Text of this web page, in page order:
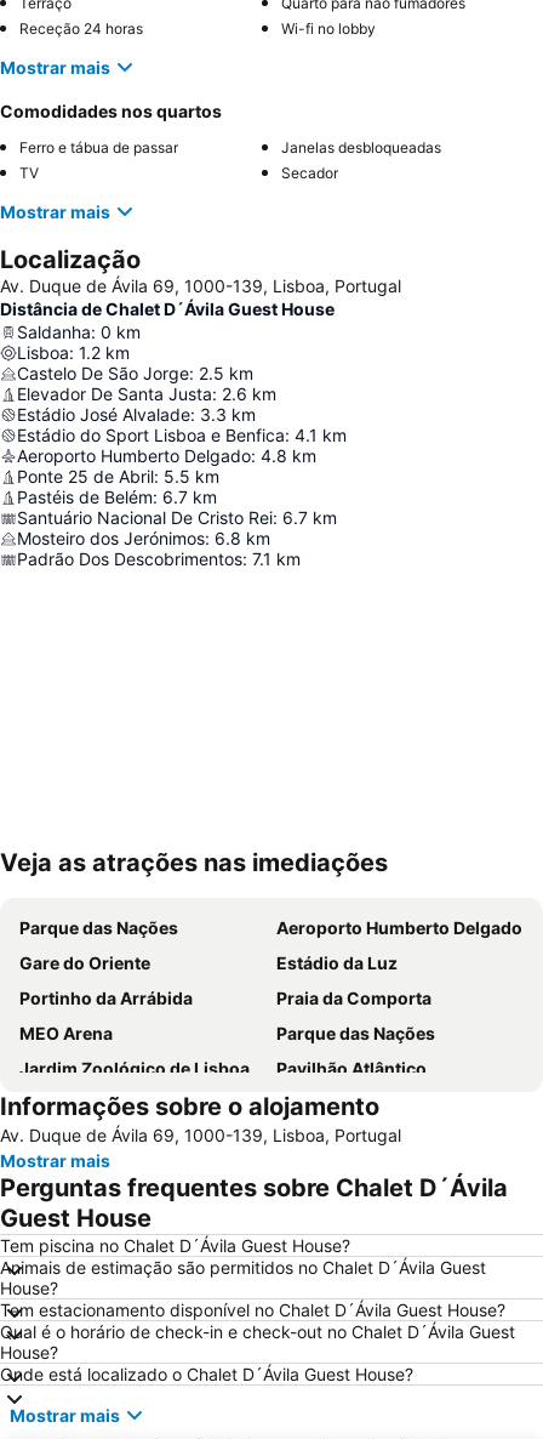
Receção 24 horas
Wi-fi no lobby
Mostrar mais
Comodidades nos quartos
Ferro e tábua de passar
Janelas desbloqueadas
TV
Secador
Mostrar mais
Localização
Av. Duque de Ávila 69, 1000-139, Lisboa, Portugal
Distância de Chalet D´Ávila Guest House
Saldanha: 0 km
Lisboa: 1.2 km
Castelo De São Jorge: 2.5 km
Elevador De Santa Justa: 2.6 km
Estádio José Alvalade: 3.3 km
Estádio do Sport Lisboa e Benfica: 4.1 km
Aeroporto Humberto Delgado: 4.8 km
Ponte 25 de Abril: 5.5 km
Pastéis de Belém: 6.7 km
Santuário Nacional De Cristo Rei: 6.7 km
Mosteiro dos Jerónimos: 6.8 km
Padrão Dos Descobrimentos: 7.1 km
Ampliar mapa
Veja as atrações nas imediações
Parque das Nações
Aeroporto Humberto Delgado
Gare do Oriente
Estádio da Luz
Portinho da Arrábida
Praia da Comporta
MEO Arena
Parque das Nações
Jardim Zoológico de Lisboa
Pavilhão Atlântico
Passeio Marítimo de Algés
Benfica
Praias de Santa Cruz
Baixa de Lisboa
Parque Eduardo VII
Praça de Touros de Campo Pequeno
Praia das Azenhas do Mar
Belém
Avenida da Liberdade
da Figueirinha
Marquês de Pombal
Estádio do Restelo
Praia das Maçãs
Fonte da Telha
Praia da Ericeira
Parque Natural da Arrabida
Campo Grande
Informações sobre o alojamento
Av. Duque de Ávila 69, 1000-139, Lisboa, Portugal
Mostrar mais
Perguntas frequentes sobre Chalet D´Ávila
Guest House
Tem piscina no Chalet D´Ávila Guest House?
Animais de estimação são permitidos no Chalet D´Ávila Guest
House?
Tem estacionamento disponível no Chalet D´Ávila Guest House?
Qual é o horário de check-in e check-out no Chalet D´Ávila Guest
House?
Onde está localizado o Chalet D´Ávila Guest House?
Mostrar mais